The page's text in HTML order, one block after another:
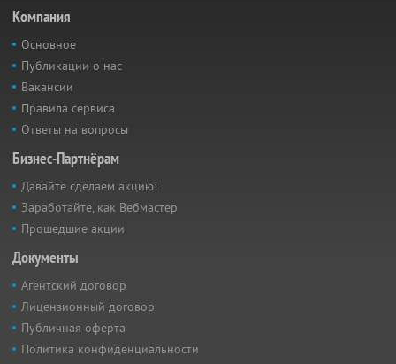
Компания
Основное
Публикации о нас
Вакансии
Правила сервиса
Ответы на вопросы
Бизнес-Партнёрам
Давайте сделаем акцию!
Заработайте, как Вебмастер
Прошедшие акции
Документы
Агентский договор
Лицензионный договор
Публичная оферта
Политика конфиденциальности